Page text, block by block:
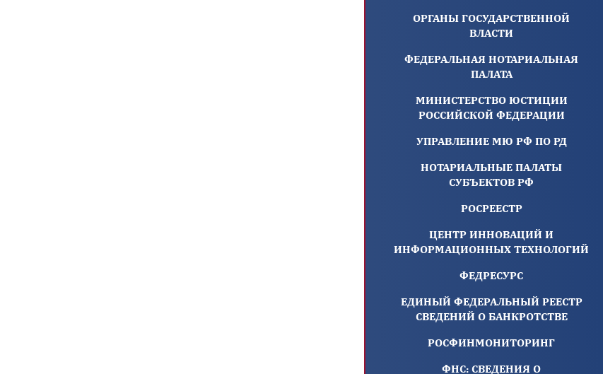
ОРГАНЫ ГОСУДАРСТВЕННОЙ
ВЛАСТИ
ФЕДЕРАЛЬНАЯ НОТАРИАЛЬНАЯ
ПАЛАТА
МИНИСТЕРСТВО ЮСТИЦИИ
РОССИЙСКОЙ ФЕДЕРАЦИИ
УПРАВЛЕНИЕ МЮ РФ ПО РД
НОТАРИАЛЬНЫЕ ПАЛАТЫ
СУБЪЕКТОВ РФ
РОСРЕЕСТР
ЦЕНТР ИННОВАЦИЙ И
ИНФОРМАЦИОННЫХ ТЕХНОЛОГИЙ
ФЕДРЕСУРС
ЕДИНЫЙ ФЕДЕРАЛЬНЫЙ РЕЕСТР
СВЕДЕНИЙ О БАНКРОТСТВЕ
РОСФИНМОНИТОРИНГ
ФНС: СВЕДЕНИЯ О